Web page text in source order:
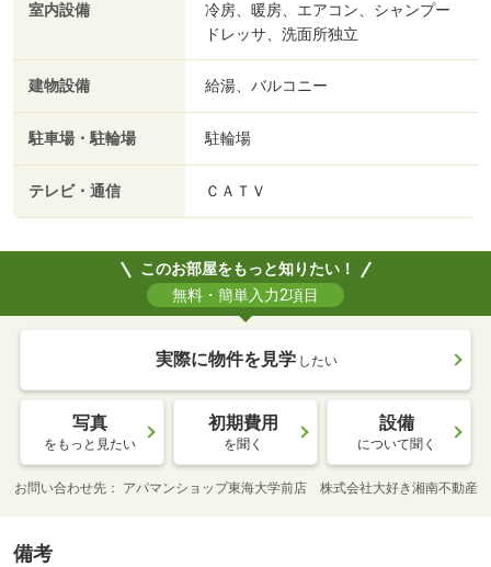
室内設備
冷房、暖房、エアコン、シャンプー
ドレッサ、洗面所独立
建物設備 給湯、バルコニー
駐車場・駐輪場 駐輪場
テレビ・通信 ＣＡＴＶ
このお部屋をもっと知りたい！
無料・簡単入力2項目
実際に物件を見学 したい
写真
をもっと見たい
初期費用
を聞く
設備
について聞く
お問い合わせ先 アパマンショップ東海大学前店 株式会社大好き湘南不動産
備考